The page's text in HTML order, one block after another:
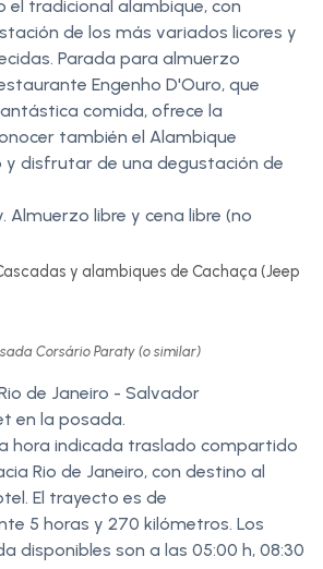
el tradicional alambique, con
de los más variados licores y
Parada para almuerzo
Engenho D'Ouro, que
comida, ofrece la
también el Alambique
y disfrutar de una degustación de
Almuerzo libre y cena libre (no
y alambiques de Cachaça (Jeep
Corsário Paraty (o similar)
de Janeiro - Salvador
en la posada.
hora indicada traslado compartido
Rio de Janeiro, con destino al
El trayecto es de
5 horas y 270 kilómetros. Los
disponibles son a las 05:00 h, 08:30